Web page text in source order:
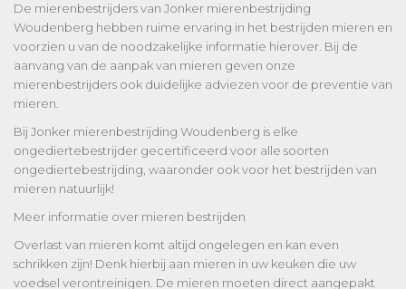
De mierenbestrijders van Jonker mierenbestrijding
Woudenberg hebben ruime ervaring in het bestrijden mieren en
voorzien u van de noodzakelijke informatie hierover. Bij de
aanvang van de aanpak van mieren geven onze
mierenbestrijders ook duidelijke adviezen voor de preventie van
mieren.
Bij Jonker mierenbestrijding Woudenberg is elke
ongediertebestrijder gecertificeerd voor alle soorten
ongediertebestrijding, waaronder ook voor het bestrijden van
mieren natuurlijk!
Meer informatie over mieren bestrijden
Overlast van mieren komt altijd ongelegen en kan even
schrikken zijn! Denk hierbij aan mieren in uw keuken die uw
voedsel verontreinigen. De mieren moeten direct aangepakt